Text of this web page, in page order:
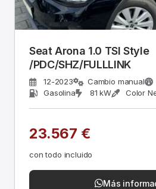
Seat Arona 1.0 TSI Style
/PDC/SHZ/FULLLINK
12-2023 Cambio manual
Gasolina
81 kW Color
23.567 €
con todo incluido
Más